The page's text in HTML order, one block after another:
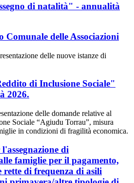
di natalità" - annualità
Comunale delle Associazioni
delle nuove istanze di
di Inclusione Sociale"
2026.
delle domande relative al
Sociale “Agiudu Torrau”, misura
in condizioni di fragilità economica.
di
famiglie per il pagamento,
rette di frequenza di asili